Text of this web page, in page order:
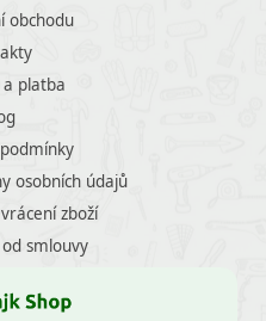
obchodu
platba
osobních údajů
zboží
smlouvy